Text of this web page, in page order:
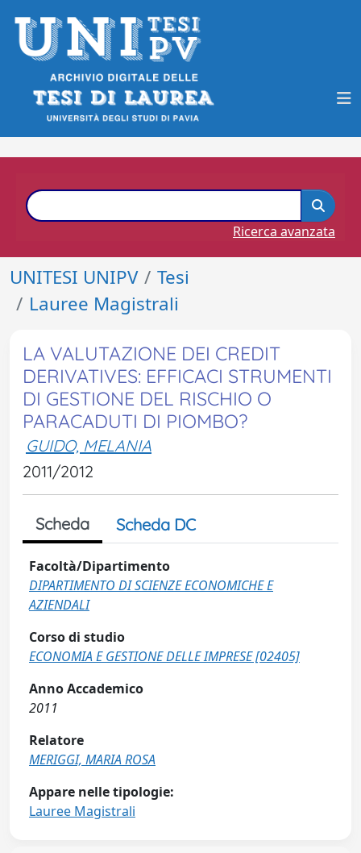
Ricerca avanzata
UNITESI UNIPV
Tesi
Lauree Magistrali
LA VALUTAZIONE DEI CREDIT
DERIVATIVES: EFFICACI STRUMENTI
DI GESTIONE DEL RISCHIO O
PARACADUTI DI PIOMBO?
GUIDO, MELANIA
2011/2012
Scheda Scheda DC
Facoltà/Dipartimento
DIPARTIMENTO DI SCIENZE ECONOMICHE E
AZIENDALI
Corso di studio
ECONOMIA E GESTIONE DELLE IMPRESE [02405]
Anno Accademico
2011
Relatore
MERIGGI, MARIA ROSA
Appare nelle tipologie:
Lauree Magistrali